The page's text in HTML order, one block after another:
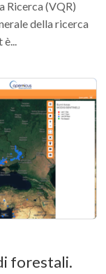
Ricerca (VQR)
della ricerca
è...
forestali.